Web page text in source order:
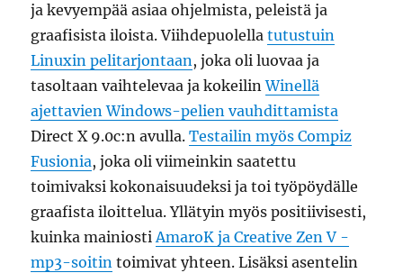
ja kevyempää asiaa ohjelmista, peleistä ja
graafisista iloista. Viihdepuolellatutustuin
Linuxin pelitarjontaan, joka oli luovaa ja
tasoltaan vaihtelevaa ja kokeilinWinellä
ajettavien Windows-pelien vauhdittamista
Direct X 9.0c:n avulla.Testailin myös Compiz
Fusionia, joka oli viimeinkin saatettu
toimivaksi kokonaisuudeksi ja toi työpöydälle
graafista iloittelua. Yllätyin myös positiivisesti,
kuinka mainiostiAmaroK ja Creative Zen V -
mp3-soitin toimivat yhteen. Lisäksi asentelin